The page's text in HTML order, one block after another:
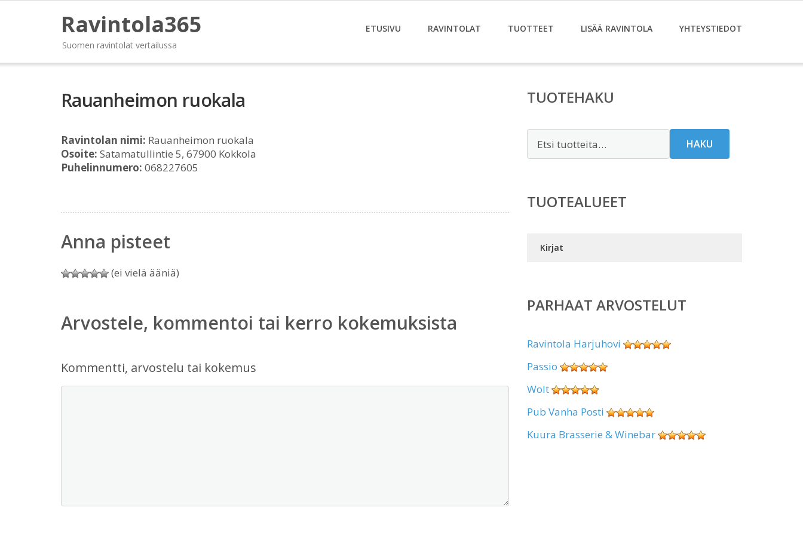
Ravintola365
Suomen ravintolat vertailussa
ETUSIVU RAVINTOLAT TUOTTEET LISÄÄ RAVINTOLA YHTEYSTIEDOT
Rauanheimon ruokala
Ravintolan nimi: Rauanheimon ruokala
Osoite: Satamatullintie 5, 67900 Kokkola
Puhelinnumero: 068227605
Anna pisteet
(ei vielä ääniä)
Arvostele, kommentoi tai kerro kokemuksista
Kommentti, arvostelu tai kokemus
TUOTEHAKU
HAKU
TUOTEALUEET
Kirjat
PARHAAT ARVOSTELUT
Ravintola Harjuhovi
Passio
Wolt
Pub Vanha Posti
Kuura Brasserie & Winebar